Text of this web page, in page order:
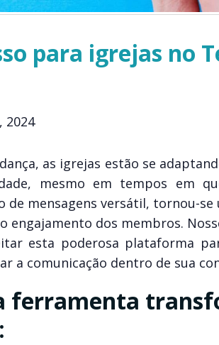
para igrejas no
2024
as igrejas estão se
mesmo em tempos em
de mensagens versátil, tornou-
engajamento dos membros.
esta poderosa plataforma
a comunicação dentro de sua
ferramenta